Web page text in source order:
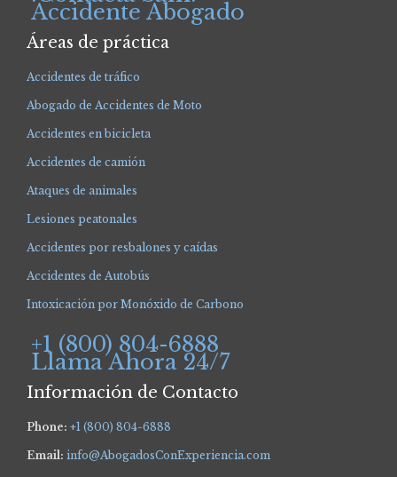
Accidente Abogado
Áreas de práctica
Accidentes de tráfico
Abogado de Accidentes de Moto
Accidentes en bicicleta
Accidentes de camión
Ataques de animales
Lesiones peatonales
Accidentes por resbalones y caídas
Accidentes de Autobús
Intoxicación por Monóxido de Carbono
+1 (800) 804-6888
Llama Ahora 24/7
Información de Contacto
Phone: +1 (800) 804-6888
Email: info@AbogadosConExperiencia.com